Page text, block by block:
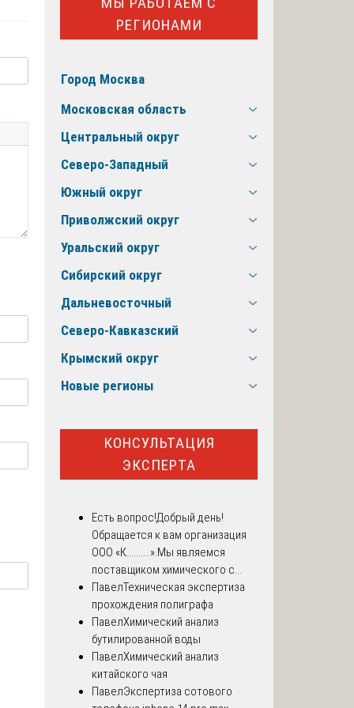
РЕГИОНАМИ
Город Москва
Московская область
Центральный округ
Северо-Западный
Южный округ
Приволжский округ
Уральский округ
Сибирский округ
Дальневосточный
Северо-Кавказский
Крымский округ
Новые регионы
КОНСУЛЬТАЦИЯ
ЭКСПЕРТА
Есть вопрос!Добрый день!
Обращается к вам организация
ООО «К..........».Мы являемся
поставщиком химического с...
ПавелТехническая экспертиза
прохождения полиграфа
ПавелХимический анализ
бутилированной воды
ПавелХимический анализ
китайского чая
ПавелЭкспертиза сотового